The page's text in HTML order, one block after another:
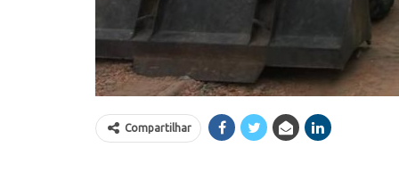
Compartilhar